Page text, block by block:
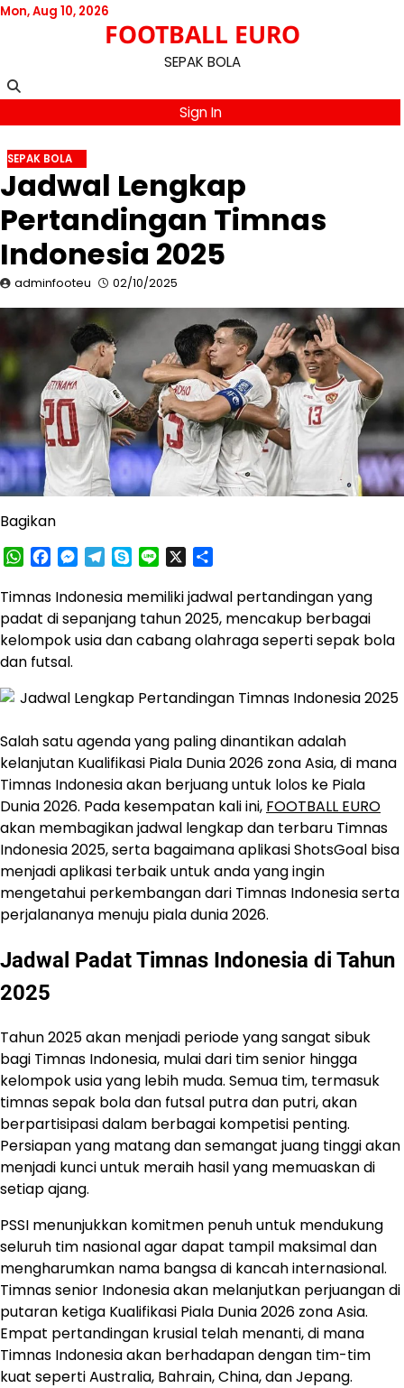
Skip
Mon, Aug 10, 2026
FOOTBALL EURO
SEPAK BOLA
Sign In
SEPAK BOLA
Jadwal Lengkap
Pertandingan Timnas
Indonesia 2025
adminfooteu 02/10/2025
Bagikan
WhatsApp
Facebook
Messenger
Telegram
SkypeLine
Timnas Indonesia memiliki jadwal pertandingan yang
padat di sepanjang tahun 2025, mencakup berbagai
kelompok usia dan cabang olahraga seperti sepak bola
dan futsal​.
Salah satu agenda yang paling dinantikan adalah
kelanjutan Kualifikasi Piala Dunia 2026 zona Asia, di mana
Timnas Indonesia akan berjuang untuk lolos ke Piala
Dunia 2026. Pada kesempatan kali ini, FOOTBALL EURO
akan membagikan jadwal lengkap dan terbaru Timnas
Indonesia 2025, serta bagaimana aplikasi ShotsGoal bisa
menjadi aplikasi terbaik untuk anda yang ingin
mengetahui perkembangan dari Timnas Indonesia serta
perjalananya menuju piala dunia 2026.
Jadwal Padat Timnas Indonesia di Tahun
2025
Tahun 2025 akan menjadi periode yang sangat sibuk
bagi Timnas Indonesia, mulai dari tim senior hingga
kelompok usia yang lebih muda. Semua tim, termasuk
timnas sepak bola dan futsal putra dan putri, akan
berpartisipasi dalam berbagai kompetisi penting.
Persiapan yang matang dan semangat juang tinggi akan
menjadi kunci untuk meraih hasil yang memuaskan di
setiap ajang.
PSSI menunjukkan komitmen penuh untuk mendukung
seluruh tim nasional agar dapat tampil maksimal dan
mengharumkan nama bangsa di kancah internasional.
Timnas senior Indonesia akan melanjutkan perjuangan di
putaran ketiga Kualifikasi Piala Dunia 2026 zona Asia.
Empat pertandingan krusial telah menanti, di mana
Timnas Indonesia akan berhadapan dengan tim-tim
kuat seperti Australia, Bahrain, China, dan Jepang.